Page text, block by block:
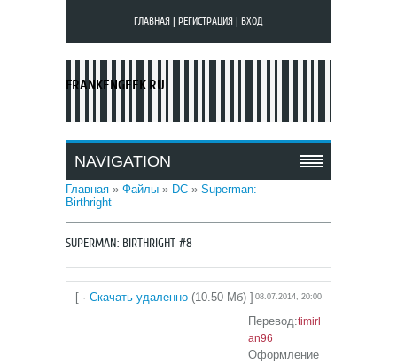
ГЛАВНАЯ РЕГИСТРАЦИЯ ВХОД
FRANKENGEEK.RU
NAVIGATION
Главная » Файлы » DC » Superman:
Birthright
SUPERMAN: BIRTHRIGHT #8
[ · Скачать удаленно (10.50 Мб) ] 08.07.2014, 20:00
Перевод:timirl
an96
Оформление